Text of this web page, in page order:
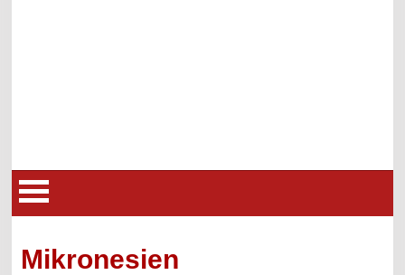
Mikronesien